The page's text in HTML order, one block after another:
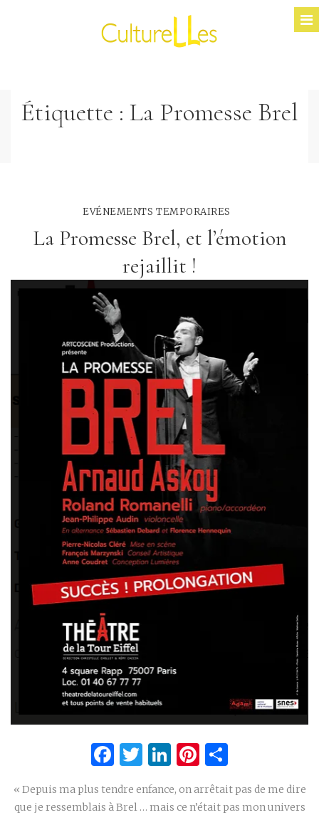
Étiquette : La Promesse Brel
EVÉNEMENTS TEMPORAIRES
La Promesse Brel, et l’émotion
rejaillit !
Facebook
Twitter
LinkedIn
Pinterest
« Depuis ma plus tendre enfance, on arrêtait pas de me dire
que je ressemblais à Brel … mais ce n’était pas mon univers